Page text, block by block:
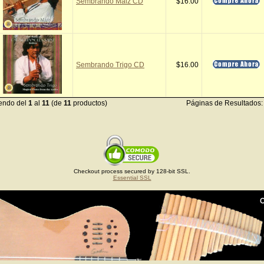
Sembrando Trigo CD $16.00
del 1 al 11 (de 11 productos) Páginas de
Checkout process secured by 128-bit SSL.
Essential SSL